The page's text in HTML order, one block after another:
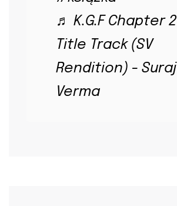
♬ K.G.F Chapter 2
Title Track (SV
Rendition) - Suraj
Verma